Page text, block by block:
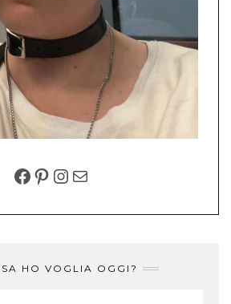
FACEBOOK
PINTEREST
INSTAGRAM
EMAIL
HO VOGLIA OGGI?